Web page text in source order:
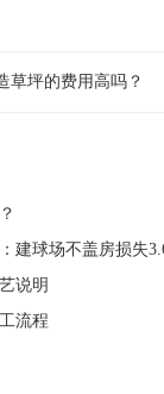
草坪的费用高吗？
建球场不盖房损失
说明
流程